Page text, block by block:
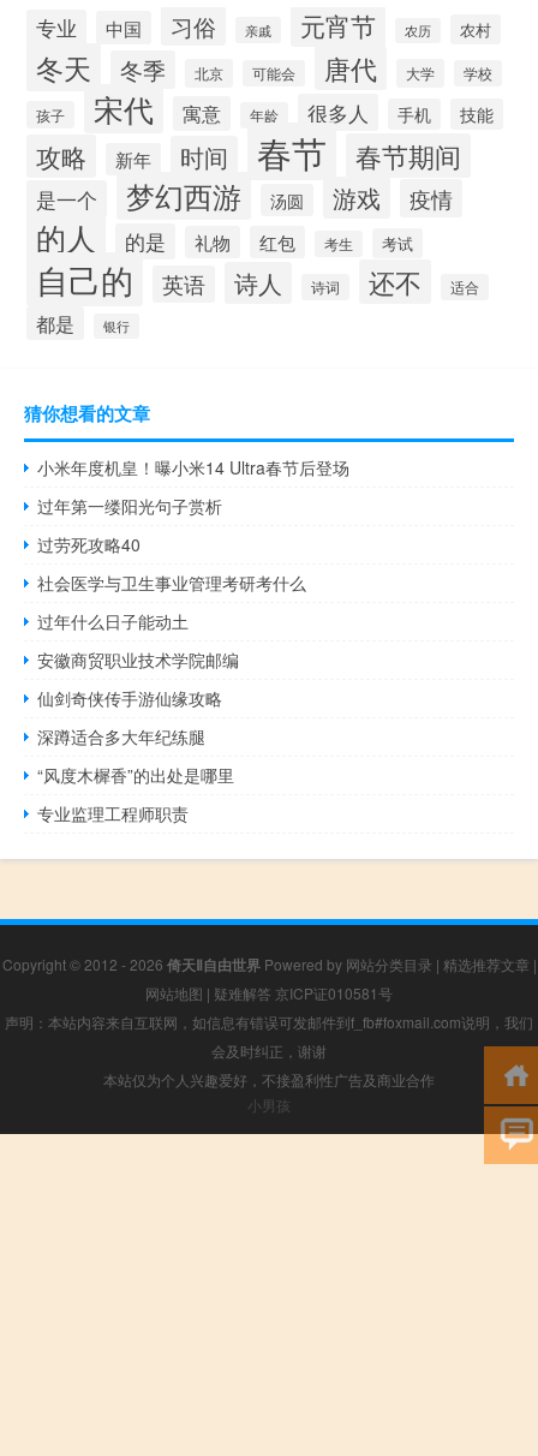
专业 中国 习俗 亲戚 元宵节 农历 农村
冬天 冬季 北京 可能会 唐代 大学 学校
孩子 宋代 寓意 年龄 很多人 手机 技能
攻略 新年 时间 春节 春节期间
是一个 梦幻西游 汤圆 游戏 疫情
的人 的是 礼物 红包 考生 考试
自己的 英语 诗人 诗词 还不 适合
都是 银行
猜你想看的文章
小米年度机皇！曝小米14 Ultra春节后登场
过年第一缕阳光句子赏析
过劳死攻略40
社会医学与卫生事业管理考研考什么
过年什么日子能动土
安徽商贸职业技术学院邮编
仙剑奇侠传手游仙缘攻略
深蹲适合多大年纪练腿
“风度木樨香”的出处是哪里
专业监理工程师职责
Copyright © 2012 - 2026 倚天Ⅱ自由世界Powered by 网站分类目录 | 精选推荐文章 |
网站地图 | 疑难解答 京ICP证010581号
声明：本站内容来自互联网，如信息有错误可发邮件到f_fb#foxmail.com说明，我们
会及时纠正，谢谢
本站仅为个人兴趣爱好，不接盈利性广告及商业合作
小男孩